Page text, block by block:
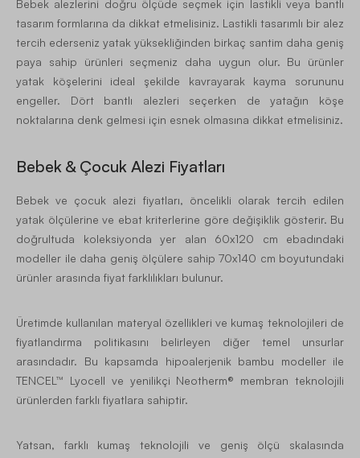
Bebek alezlerini doğru ölçüde seçmek için lastikli veya bantlı
tasarım formlarına da dikkat etmelisiniz. Lastikli tasarımlı bir alez
tercih ederseniz yatak yüksekliğinden birkaç santim daha geniş
paya sahip ürünleri seçmeniz daha uygun olur. Bu ürünler
yatak köşelerini ideal şekilde kavrayarak kayma sorununu
engeller. Dört bantlı alezleri seçerken de yatağın köşe
noktalarına denk gelmesi için esnek olmasına dikkat etmelisiniz.
Bebek & Çocuk Alezi Fiyatları
Bebek ve çocuk alezi fiyatları, öncelikli olarak tercih edilen
yatak ölçülerine ve ebat kriterlerine göre değişiklik gösterir. Bu
doğrultuda koleksiyonda yer alan 60x120 cm ebadındaki
modeller ile daha geniş ölçülere sahip 70x140 cm boyutundaki
ürünler arasında fiyat farklılıkları bulunur.
Üretimde kullanılan materyal özellikleri ve kumaş teknolojileri de
fiyatlandırma politikasını belirleyen diğer temel unsurlar
arasındadır. Bu kapsamda hipoalerjenik bambu modeller ile
TENCEL™ Lyocell ve yenilikçi Neotherm® membran teknolojili
ürünlerden farklı fiyatlara sahiptir.
Yatsan, farklı kumaş teknolojili ve geniş ölçü skalasında